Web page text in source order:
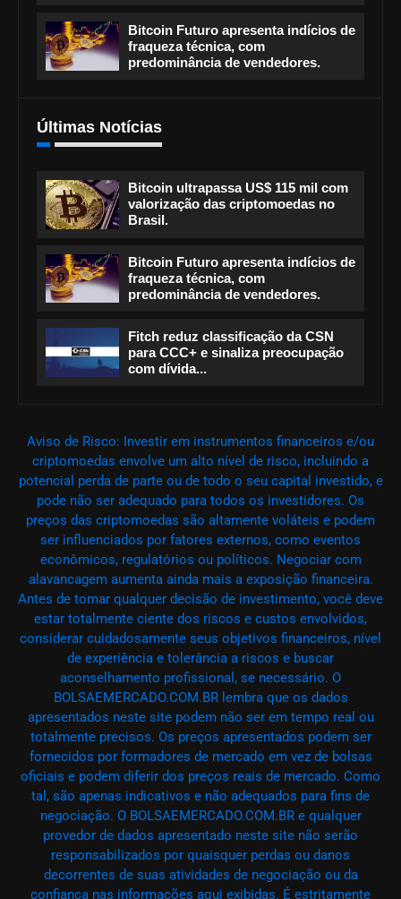
Bitcoin Futuro apresenta indícios de
fraqueza técnica, com
predominância de vendedores.
Últimas Notícias
Bitcoin ultrapassa US$ 115 mil com
valorização das criptomoedas no
Brasil.
Bitcoin Futuro apresenta indícios de
fraqueza técnica, com
predominância de vendedores.
Fitch reduz classificação da CSN
para CCC+ e sinaliza preocupação
com dívida...
Aviso de Risco: Investir em instrumentos financeiros e/ou
criptomoedas envolve um alto nível de risco, incluindo a
potencial perda de parte ou de todo o seu capital investido, e
pode não ser adequado para todos os investidores. Os
preços das criptomoedas são altamente voláteis e podem
ser influenciados por fatores externos, como eventos
econômicos, regulatórios ou políticos. Negociar com
alavancagem aumenta ainda mais a exposição financeira.
Antes de tomar qualquer decisão de investimento, você deve
estar totalmente ciente dos riscos e custos envolvidos,
considerar cuidadosamente seus objetivos financeiros, nível
de experiência e tolerância a riscos e buscar
aconselhamento profissional, se necessário. O
BOLSAEMERCADO.COM.BR lembra que os dados
apresentados neste site podem não ser em tempo real ou
totalmente precisos. Os preços apresentados podem ser
fornecidos por formadores de mercado em vez de bolsas
oficiais e podem diferir dos preços reais de mercado. Como
tal, são apenas indicativos e não adequados para fins de
negociação. O BOLSAEMERCADO.COM.BR e qualquer
provedor de dados apresentado neste site não serão
responsabilizados por quaisquer perdas ou danos
decorrentes de suas atividades de negociação ou da
confiança nas informações aqui exibidas. É estritamente